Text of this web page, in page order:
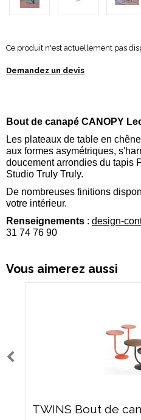
Ce produit n'est actuellement pas
Demandez un devis
Bout de canapé CANOPY
Les plateaux de table en
aux formes asymétriques,
doucement arrondies du tapis
Studio Truly Truly.
De nombreuses finitions
votre intérieur.
Renseignements : design-
31 74 76 90
Vous aimerez aussi
TWINS Bout de